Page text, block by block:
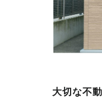
大切な不